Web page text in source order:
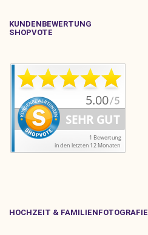
KUNDENBEWERTUNG
SHOPVOTE
HOCHZEIT & FAMILIENFOTOGRAFIE